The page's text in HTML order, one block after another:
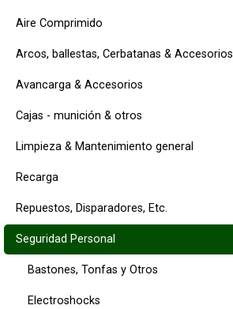
Aire Comprimido
Arcos, ballestas, Cerbatanas & Accesorios
Avancarga & Accesorios
Cajas - munición & otros
Limpieza & Mantenimiento general
Recarga
Repuestos, Disparadores, Etc.
Seguridad Personal
Bastones, Tonfas y Otros
Electroshocks